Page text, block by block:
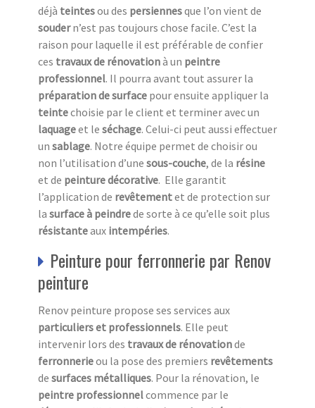
déjà teintesou des persiennesque l’on vient de
soudern’est pas toujours chose facile. C’est la
raison pour laquelle il est préférable de confier
ces travaux de rénovationà un peintre
professionnel. Il pourra avant tout assurer la
préparation de surface pour ensuite appliquer la
teintechoisie par le client et terminer avec un
laquageet le séchage. Celui-ci peut aussi effectuer
un sablage. Notre équipe permet de choisir ou
non l’utilisation d’une sous-couche, de la résine
et de peinture décorative. Elle garantit
l’application de revêtementet de protection sur
la surface à peindrede sorte à ce qu’elle soit plus
résistanteaux intempéries.
Peinture pour ferronnerie par Renov
peinture
Renov peinture propose ses services aux
particuliers et professionnels. Elle peut
intervenir lors des travaux de rénovationde
ferronnerieou la pose des premiers revêtements
de surfaces métalliques. Pour la rénovation, le
peintre professionnelcommence par le